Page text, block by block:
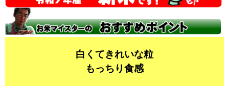
白くてきれいな粒
もっちり食感